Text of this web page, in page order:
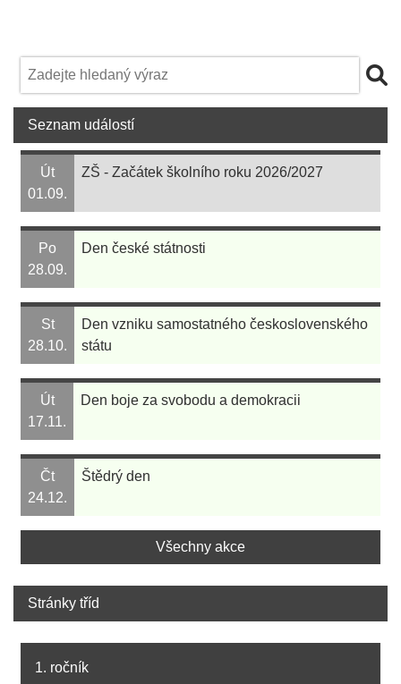
Seznam událostí
Út
01.09.
ZŠ - Začátek školního roku 2026/2027
Po
28.09.
Den české státnosti
St
28.10.
Den vzniku samostatného československého
státu
Út
17.11.
Den boje za svobodu a demokracii
Čt
24.12.
Štědrý den
Všechny akce
Stránky tříd
1. ročník